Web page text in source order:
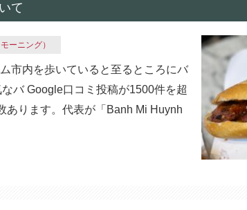
て
ーニング）
市内を歩いていると至るところにバ
バ Google口コミ投稿が1500件を超
あります。代表が「Banh Mi Huynh